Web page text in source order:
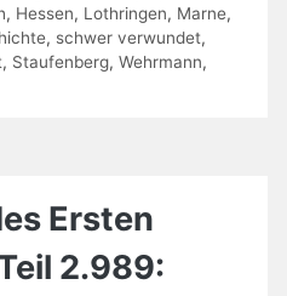
, Hessen, Lothringen, Marne,
, schwer verwundet,
, Staufenberg, Wehrmann,
Ersten
2.989: